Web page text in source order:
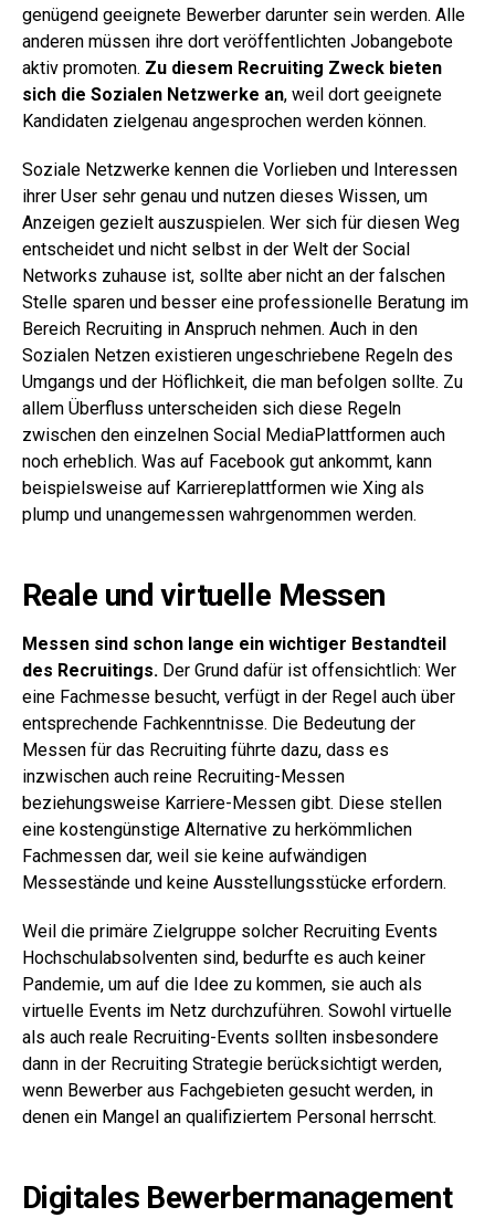
genügend geeignete Bewerber darunter sein werden. Alle
anderen müssen ihre dort veröffentlichten Jobangebote
aktiv promoten. Zu diesem Recruiting Zweck bieten
sich die Sozialen Netzwerke an, weil dort geeignete
Kandidaten zielgenau angesprochen werden können.
Soziale Netzwerke kennen die Vorlieben und Interessen
ihrer User sehr genau und nutzen dieses Wissen, um
Anzeigen gezielt auszuspielen. Wer sich für diesen Weg
entscheidet und nicht selbst in der Welt der Social
Networks zuhause ist, sollte aber nicht an der falschen
Stelle sparen und besser eine professionelle Beratung im
Bereich Recruiting in Anspruch nehmen. Auch in den
Sozialen Netzen existieren ungeschriebene Regeln des
Umgangs und der Höflichkeit, die man befolgen sollte. Zu
allem Überfluss unterscheiden sich diese Regeln
zwischen den einzelnen Social MediaPlattformen auch
noch erheblich. Was auf Facebook gut ankommt, kann
beispielsweise auf Karriereplattformen wie Xing als
plump und unangemessen wahrgenommen werden.
Reale und virtuelle Messen
Messen sind schon lange ein wichtiger Bestandteil
des Recruitings. Der Grund dafür ist offensichtlich: Wer
eine Fachmesse besucht, verfügt in der Regel auch über
entsprechende Fachkenntnisse. Die Bedeutung der
Messen für das Recruiting führte dazu, dass es
inzwischen auch reine Recruiting-Messen
beziehungsweise Karriere-Messen gibt. Diese stellen
eine kostengünstige Alternative zu herkömmlichen
Fachmessen dar, weil sie keine aufwändigen
Messestände und keine Ausstellungsstücke erfordern.
Weil die primäre Zielgruppe solcher Recruiting Events
Hochschulabsolventen sind, bedurfte es auch keiner
Pandemie, um auf die Idee zu kommen, sie auch als
virtuelle Events im Netz durchzuführen. Sowohl virtuelle
als auch reale Recruiting-Events sollten insbesondere
dann in der Recruiting Strategie berücksichtigt werden,
wenn Bewerber aus Fachgebieten gesucht werden, in
denen ein Mangel an qualifiziertem Personal herrscht.
Digitales Bewerbermanagement